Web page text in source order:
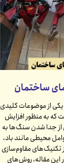
ساختمان
از موضوعات کلیدی
که به منظور افزایش
جدا شدن سنگ‌ها به
محیطی مانند باد،
تکنیک‌های مقاوم‌سازی
این مقاله، روش‌های